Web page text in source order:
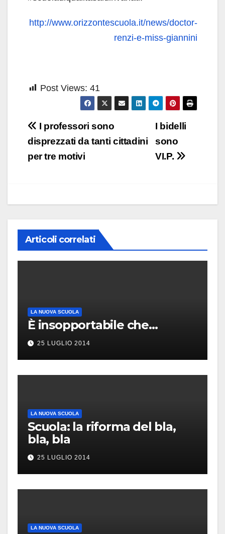
http://www.orizzontescuola.it/news/doctor-
renzi-e-miss-giannini
Post Views: 41
Navigazione
articoli
I bidelli
sono
VI.P.
I professori sono
disprezzati da tanti cittadini
per tre motivi
Articoli correlati
LA NUOVA SCUOLA
È insopportabile che…
25 LUGLIO 2014
LA NUOVA SCUOLA
Scuola: la riforma del bla,
bla, bla
25 LUGLIO 2014
LA NUOVA SCUOLA